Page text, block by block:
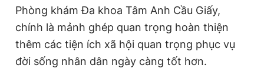
Phòng khám Đa khoa Tâm Anh Cầu Giấy,
chính là mảnh ghép quan trọng hoàn thiện
thêm các tiện ích xã hội quan trọng phục vụ
đời sống nhân dân ngày càng tốt hơn.